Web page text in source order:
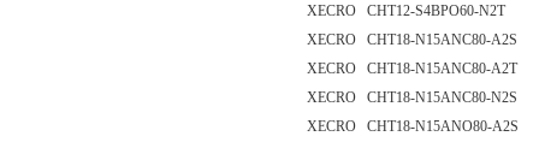
XECRO CHT12-S4BPO60-N2T
XECRO CHT18-N15ANC80-A2S
XECRO CHT18-N15ANC80-A2T
XECRO CHT18-N15ANC80-N2S
XECRO CHT18-N15ANO80-A2S